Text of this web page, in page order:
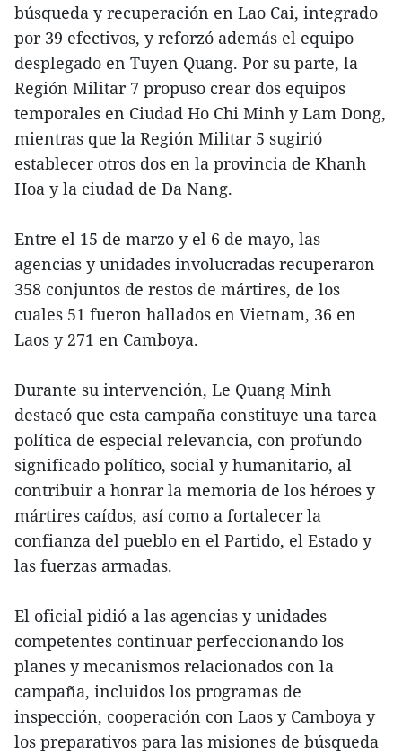
búsqueda y recuperación en Lao Cai, integrado
por 39 efectivos, y reforzó además el equipo
desplegado en Tuyen Quang. Por su parte, la
Región Militar 7 propuso crear dos equipos
temporales en Ciudad Ho Chi Minh y Lam Dong,
mientras que la Región Militar 5 sugirió
establecer otros dos en la provincia de Khanh
Hoa y la ciudad de Da Nang.
Entre el 15 de marzo y el 6 de mayo, las
agencias y unidades involucradas recuperaron
358 conjuntos de restos de mártires, de los
cuales 51 fueron hallados en Vietnam, 36 en
Laos y 271 en Camboya.
Durante su intervención, Le Quang Minh
destacó que esta campaña constituye una tarea
política de especial relevancia, con profundo
significado político, social y humanitario, al
contribuir a honrar la memoria de los héroes y
mártires caídos, así como a fortalecer la
confianza del pueblo en el Partido, el Estado y
las fuerzas armadas.
El oficial pidió a las agencias y unidades
competentes continuar perfeccionando los
planes y mecanismos relacionados con la
campaña, incluidos los programas de
inspección, cooperación con Laos y Camboya y
los preparativos para las misiones de búsqueda